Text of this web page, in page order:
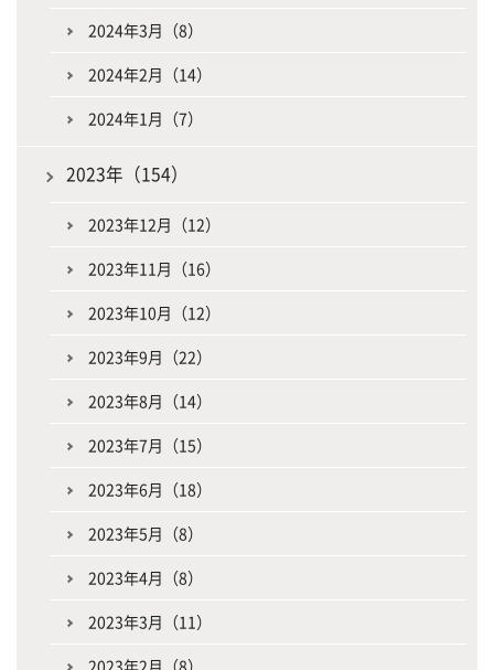
2024年3月（8）
2024年2月（14）
2024年1月（7）
2023年（154）
2023年12月（12）
2023年11月（16）
2023年10月（12）
2023年9月（22）
2023年8月（14）
2023年7月（15）
2023年6月（18）
2023年5月（8）
2023年4月（8）
2023年3月（11）